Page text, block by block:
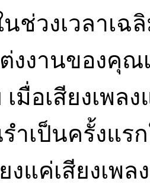
ช่วงเวลาเฉ
งงานของคุ
มื่อเสียงเพล
รำเป็นครั้งแ
งแค่เสียงเพ